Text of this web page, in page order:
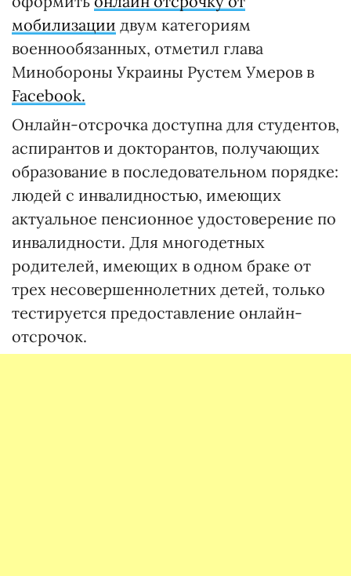
мобилизации двум категориям
военнообязанных, отметил глава
Минобороны Украины Рустем Умеров в
Facebook.
Онлайн-отсрочка доступна для студентов,
аспирантов и докторантов, получающих
образование в последовательном порядке:
людей с инвалидностью, имеющих
актуальное пенсионное удостоверение по
инвалидности. Для многодетных
родителей, имеющих в одном браке от
трех несовершеннолетних детей, только
тестируется предоставление онлайн-
отсрочок.